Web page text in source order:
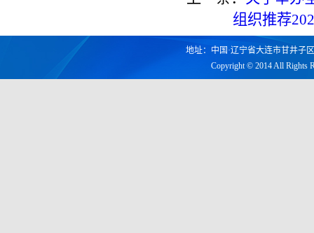
组织推荐
地址：中国·辽宁省大连市甘井子
Copyright © 2014 All Rights